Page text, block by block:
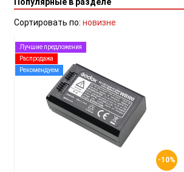
Популярные в разделе
Сортировать по: новизне
-10%
Лучшие предложения
Распродажа
Рекомендуем